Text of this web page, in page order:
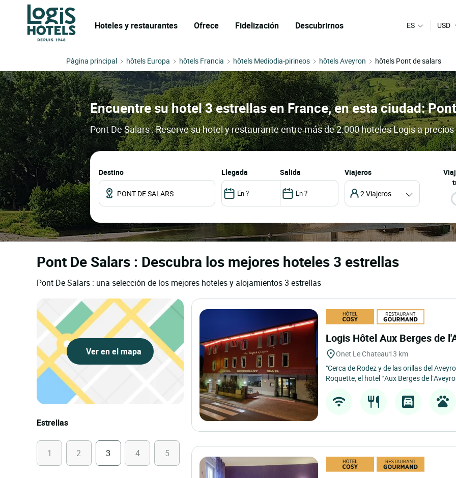
Hoteles y restaurantes Ofrece Fidelización Descubrirnos ES USD
Pàgina principal hôtels Europa hôtels Francia hôtels Mediodia-pirineos hôtels Aveyron hôtels Pont de salars
Encuentre su hotel 3 estrellas en France, en esta ciudad:
Pont De Salars : Reserve su hotel y restaurante entre más de 2.000 hoteles Logis a
Destino llegada salida Viajeros
2 Viajeros
Pont De Salars : Descubra los mejores hoteles 3 estrellas
Pont De Salars : una selección de los mejores hoteles y alojamientos 3 estrellas
Ver en el mapa
Estrellas
1 2 3 4 5
Logis Hôtel Aux Berges de
Onet Le Chateau13 km
"Cerca de Rodez y de las orillas del
Roquette, el hotel “Aux Berges de